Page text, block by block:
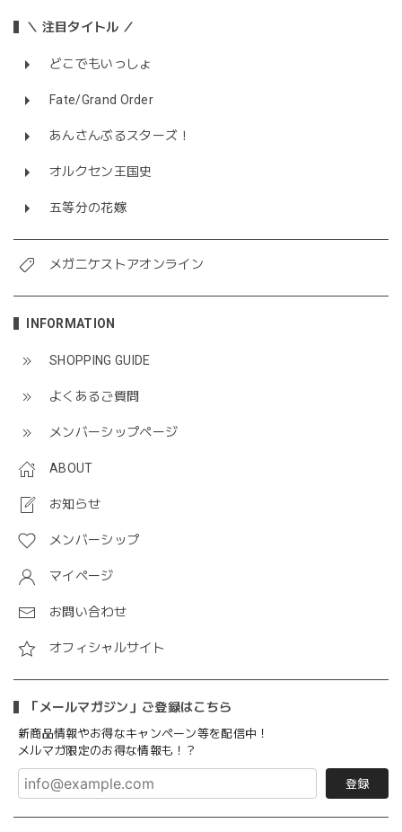
＼ 注目タイトル ／
どこでもいっしょ
Fate/Grand Order
あんさんぶるスターズ！
オルクセン王国史
五等分の花嫁
メガニケストアオンライン
INFORMATION
SHOPPING GUIDE
よくあるご質問
メンバーシップページ
ABOUT
お知らせ
メンバーシップ
マイページ
お問い合わせ
オフィシャルサイト
「メールマガジン」ご登録はこちら
新商品情報やお得なキャンペーン等を配信中！
メルマガ限定のお得な情報も！？
登録